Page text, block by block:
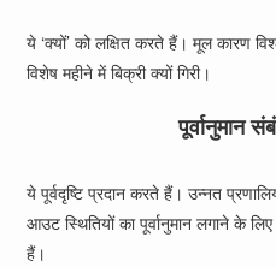
ये ‘क्यों’ को लक्षित करते हैं। मूल कारण
विशेष महीने में बिक्री क्यों गिरी।
पूर्वानुमान
ये पूर्वदृष्टि प्रदान करते हैं। उन्नत
आउट स्थितियों का पूर्वानुमान लगाने के लिए
हैं।